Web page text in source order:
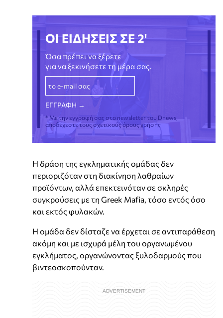
ΟΙ ΕΙΔΗΣΕΙΣ ΣΕ 2'
Όσα πρέπει να ξέρετε
για να ξεκινήσετε τη μέρα σας.
* Με την εγγραφή σας στο newsletter του Dnews,
αποδέχεστε τους σχετικούς όρους χρήσης
Η δράση της εγκληματικής ομάδας δεν
περιοριζόταν στη διακίνηση λαθραίων
προϊόντων, αλλά επεκτεινόταν σε σκληρές
συγκρούσεις με τη Greek Mafia, τόσο εντός όσο
και εκτός φυλακών.
Η ομάδα δεν δίσταζε να έρχεται σε αντιπαράθεση
ακόμη και με ισχυρά μέλη του οργανωμένου
εγκλήματος, οργανώνοντας ξυλοδαρμούς που
βιντεοσκοπούνταν.